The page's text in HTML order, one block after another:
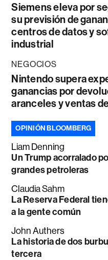
Siemens eleva por
su previsión de
centros de datos y
industrial
NEGOCIOS
Nintendo supera
ganancias por
aranceles y ventas
OPINIÓN BLOOMBERG
Liam Denning
Un Trump acorralado
grandes petroleras
Claudia Sahm
La Reserva Federal
a la gente común
John Authers
La historia de dos
tercera